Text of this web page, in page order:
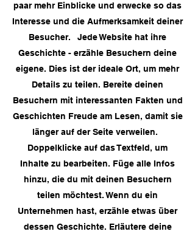
paar mehr Einblicke und erwecke so das
Interesse und die Aufmerksamkeit deiner
Besucher. Jede Website hat ihre
Geschichte - erzähle Besuchern deine
eigene. Dies ist der ideale Ort, um mehr
Details zu teilen. Bereite deinen
Besuchern mit interessanten Fakten und
Geschichten Freude am Lesen, damit sie
länger auf der Seite verweilen.
Doppelklicke auf das Textfeld, um
Inhalte zu bearbeiten. Füge alle Infos
hinzu, die du mit deinen Besuchern
teilen möchtest. Wenn du ein
Unternehmen hast, erzähle etwas über
dessen Geschichte. Erläutere deine